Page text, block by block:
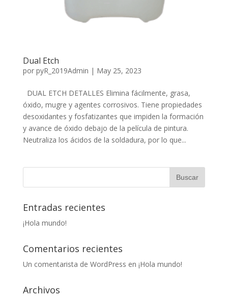
Dual Etch
por pyR_2019Admin | May 25, 2023
DUAL ETCH DETALLES Elimina fácilmente, grasa,
óxido, mugre y agentes corrosivos. Tiene propiedades
desoxidantes y fosfatizantes que impiden la formación
y avance de óxido debajo de la película de pintura.
Neutraliza los ácidos de la soldadura, por lo que...
Entradas recientes
¡Hola mundo!
Comentarios recientes
Un comentarista de WordPress en ¡Hola mundo!
Archivos